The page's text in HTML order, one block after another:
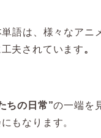
語は、様々なアニ
夫されています。
ちの日常”の一端を
もなります。